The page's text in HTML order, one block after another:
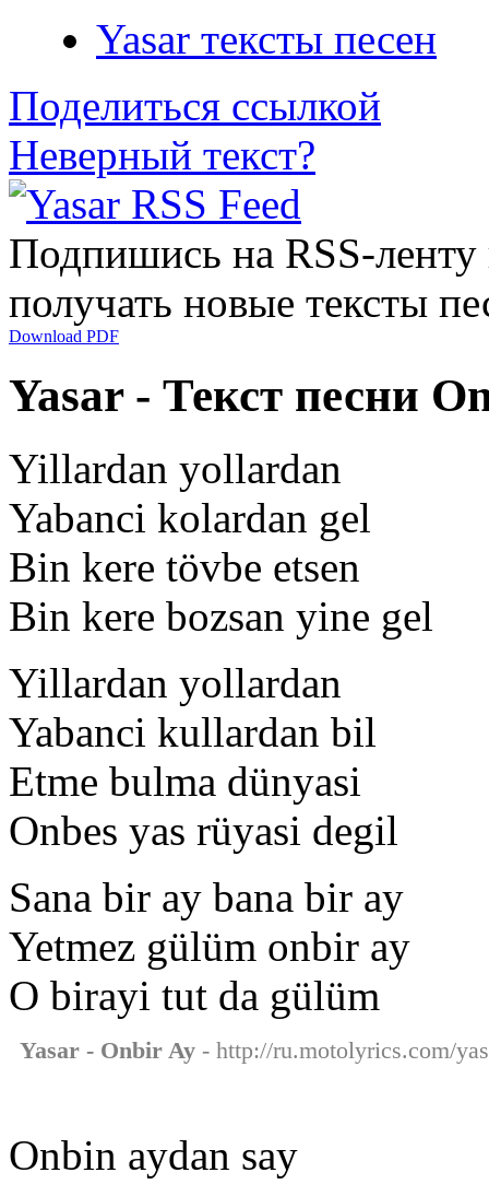
Yasar тексты песен
Поделиться ссылкой
Неверный текст?
Подпишись на RSS-
получать новые тексты
Download PDF
Yasar - Текст песни
Yillardan yollardan
Yabanci kolardan gel
Bin kere tövbe etsen
Bin kere bozsan yine gel
Yillardan yollardan
Yabanci kullardan bil
Etme bulma dünyasi
Onbes yas rüyasi degil
Sana bir ay bana bir ay
Yetmez gülüm onbir ay
O birayi tut da gülüm
Yasar - Onbir Ay - http://ru.motolyrics.com/
Onbin aydan say